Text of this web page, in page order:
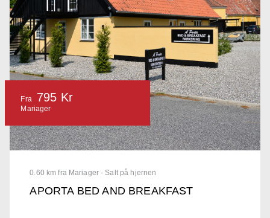
0.60 km fra Mariager - Salt på hjernen
APORTA BED AND BREAKFAST
Fra 795 Kr
Mariager